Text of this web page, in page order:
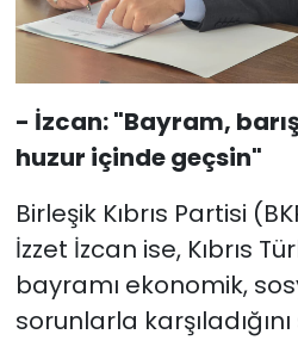
- İzcan: "Bayram,
huzur içinde geçsin"
Birleşik Kıbrıs Partisi
İzzet İzcan ise, Kıbrıs
bayramı ekonomik,
sorunlarla